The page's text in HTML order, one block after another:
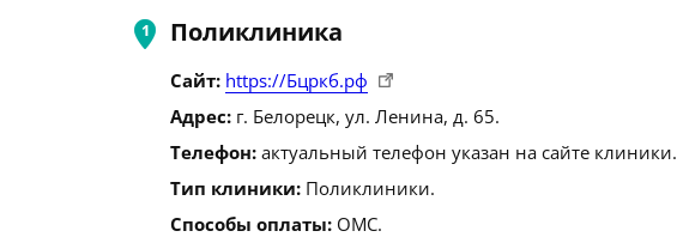
Поликлиника
Сайт: https://Бцркб.рф
Адрес: г. Белорецк, ул. Ленина, д. 65.
Телефон: актуальный телефон указан на сайте клиники.
Тип клиники: Поликлиники.
Способы оплаты: ОМС.